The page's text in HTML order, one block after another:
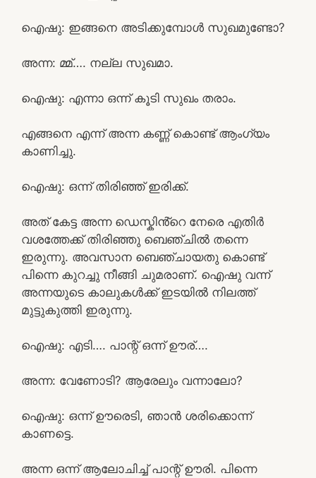
ഐഷു: ഇങ്ങനെ അടിക്കുമ്പോൾ സുഖമുണ്ടോ?
അന്ന: മ്മ്…. നല്ല സുഖമാ.
ഐഷു: എന്നാ ഒന്ന് കൂടി സുഖം തരാം.
എങ്ങനെ എന്ന് അന്ന കണ്ണ് കൊണ്ട് ആംഗ്യം
കാണിച്ചു.
ഐഷു: ഒന്ന് തിരിഞ്ഞ് ഇരിക്ക്.
അത് കേട്ട അന്ന ഡെസ്കിൻ്റെ നേരെ എതിർ
വശത്തേക്ക് തിരിഞ്ഞു ബെഞ്ചിൽ തന്നെ
ഇരുന്നു. അവസാന ബെഞ്ചായതു കൊണ്ട്
പിന്നെ കുറച്ചു നീങ്ങി ചുമരാണ്. ഐഷു വന്ന്
അന്നയുടെ കാലുകൾക്ക് ഇടയിൽ നിലത്ത്
മുട്ടുകുത്തി ഇരുന്നു.
ഐഷു: എടി…. പാന്റ് ഒന്ന് ഊര്….
അന്ന: വേണോടി? ആരേലും വന്നാലോ?
ഐഷു: ഒന്ന് ഊരെടി, ഞാൻ ശരിക്കൊന്ന്
കാണട്ടെ.
അന്ന ഒന്ന് ആലോചിച്ച് പാന്റ് ഊരി. പിന്നെ